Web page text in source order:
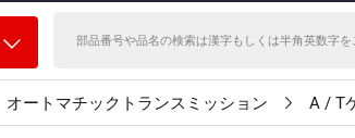
オートマチックトランスミッション A / T